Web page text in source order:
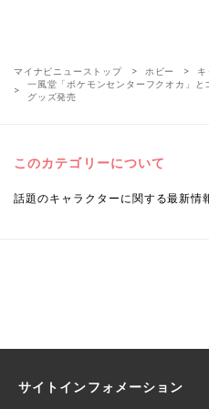
マイナビニューストップ ホビー
キ
一風堂「ポケモンセンターフクオカ」
グッズ発売
このカテゴリーについて
話題のキャラクターに関する最新情
サイトインフォメーション